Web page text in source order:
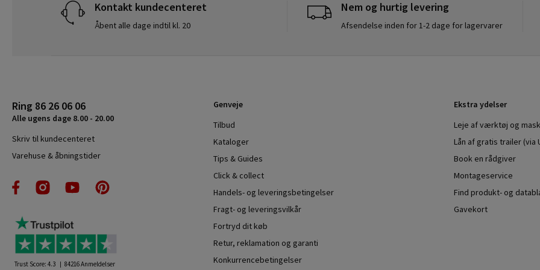
Kontakt kundecenteret
Åbent alle dage indtil kl. 20
Nem og hurtig levering
Afsendelse inden for 1-2 dage for lagervarer
Ring 86 26 06 06
Alle ugens dage 8.00 - 20.00
Skriv til kundecenteret
Varehuse & åbningstider
Trust Score: 4.3 84216Anmeldelser
Genveje
Tilbud
Kataloger
Tips & Guides
Click & collect
Handels- og leveringsbetingelser
Fragt- og leveringsvilkår
Fortryd dit køb
Retur, reklamation og garanti
Konkurrencebetingelser
Ekstra ydelser
Leje af værktøj og
Lån af gratis trailer (via
Book en rådgiver
Montageservice
Find produkt- og
Gavekort